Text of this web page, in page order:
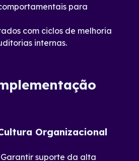
para
com ciclos de melhoria
internas.
Organizacional
Garantir suporte da alta